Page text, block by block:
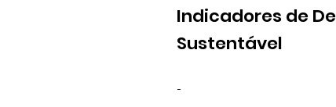
Indicadores de
Sustentável
-